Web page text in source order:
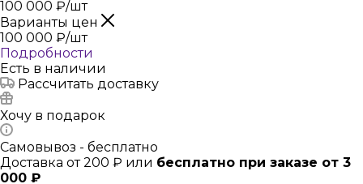
100 000 ₽/шт
Варианты цен
100 000 ₽/шт
Подробности
Есть в наличии
Рассчитать доставку
Хочу в подарок
Самовывоз - бесплатно
Доставка от 200 ₽ или бесплатно при заказе от 3
000 ₽